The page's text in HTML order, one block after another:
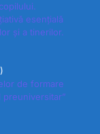
esențială
și a tinerilor.
de formare